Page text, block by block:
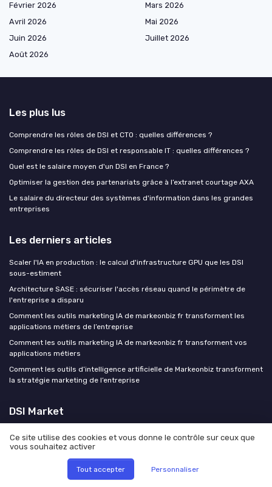
Février 2026
Mars 2026
Avril 2026
Mai 2026
Juin 2026
Juillet 2026
Août 2026
Les plus lus
Comprendre les rôles de DSI et CTO : quelles différences ?
Comprendre les rôles de DSI et responsable IT : quelles différences ?
Quel est le salaire moyen d'un DSI en France ?
Optimiser la gestion des partenariats grâce à l’extranet courtage AXA
Le salaire du directeur des systèmes d'information dans les grandes
entreprises
Les derniers articles
Scaler l'IA en production : le calcul d'infrastructure GPU que les DSI
sous-estiment
Architecture SASE : sécuriser l'accès réseau quand le périmètre de
l'entreprise a disparu
Comment les outils marketing IA de markeonbiz fr transforment les
applications métiers de l’entreprise
Comment les outils marketing IA de markeonbiz fr transforment vos
applications métiers
Comment les outils d’intelligence artificielle de Markeonbiz transforment
la stratégie marketing de l’entreprise
DSI Market
Mentions légales
Politique de confidentialité
Ce site utilise des cookies et vous donne le contrôle sur ceux que
vous souhaitez activer
Tout accepter Personnaliser